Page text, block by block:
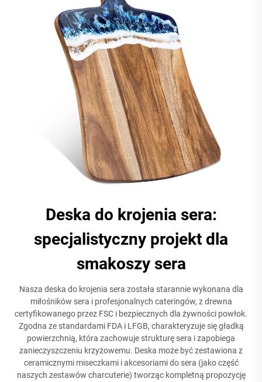
Deska do krojenia sera:
specjalistyczny projekt dla
smakoszy sera
Nasza deska do krojenia sera została starannie wykonana dla
miłośników sera i profesjonalnych cateringów, z drewna
certyfikowanego przez FSC i bezpiecznych dla żywności powłok.
Zgodna ze standardami FDA i LFGB, charakteryzuje się gładką
powierzchnią, która zachowuje strukturę sera i zapobiega
zanieczyszczeniu krzyżowemu. Deska może być zestawiona z
ceramicznymi miseczkami i akcesoriami do sera (jako część
naszych zestawów charcuterie) tworząc kompletną propozycję